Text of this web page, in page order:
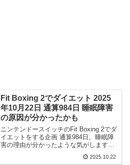
Fit Boxing 2でダイエット 2025
年10月22日 通算984日 睡眠障害
の原因が分かったかも
ニンテンドースイッチのFit Boxing 2でダ
イエットをする企画 通算984日。睡眠障
害の理由が分かったような気がします。
傾斜枕の角度がキツすぎる+肩周りの発達
で角度に耐えられなくなったのではない
2025.10.22